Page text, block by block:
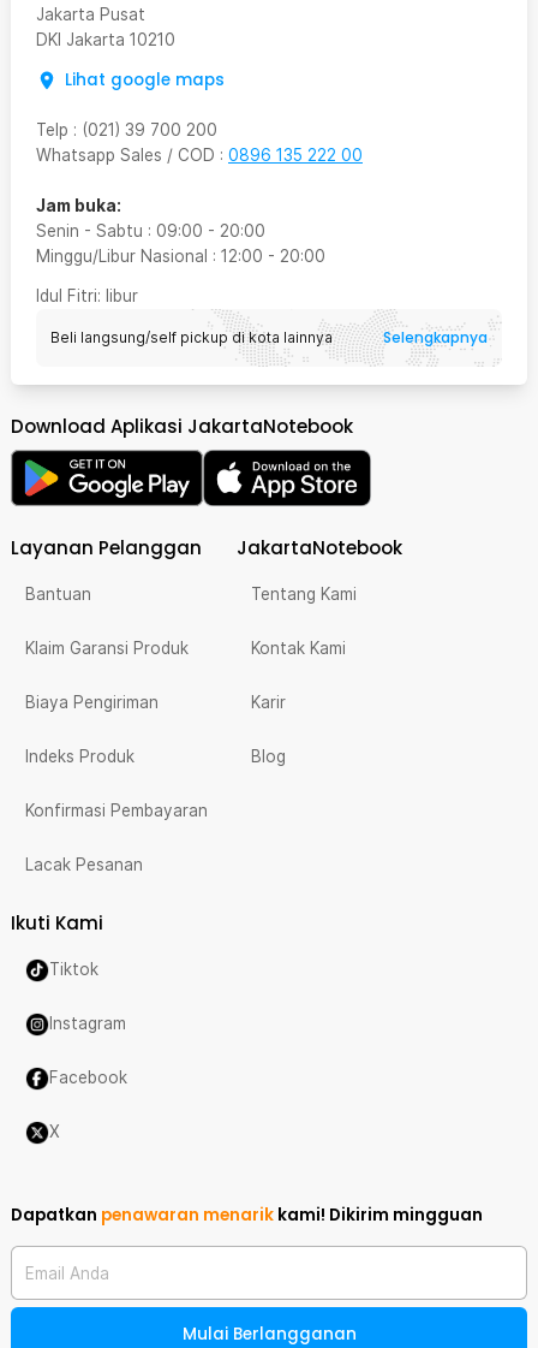
Jakarta Pusat
DKI Jakarta 10210
Lihat google maps
Telp : (021) 39 700 200
Whatsapp Sales / COD : 0896 135 222 00
Jam buka:
Senin - Sabtu : 09:00 - 20:00
Minggu/Libur Nasional : 12:00 - 20:00
Idul Fitri: libur
Beli langsung/self pickup di kota lainnya Selengkapnya
Download Aplikasi JakartaNotebook
Layanan Pelanggan
Bantuan
Klaim Garansi Produk
Biaya Pengiriman
Indeks Produk
Konfirmasi Pembayaran
Lacak Pesanan
JakartaNotebook
Tentang Kami
Kontak Kami
Karir
Blog
Ikuti Kami
Tiktok
Instagram
Facebook
X
Dapatkan penawaran menarik kami! Dikirim mingguan
Email Anda
Mulai Berlangganan